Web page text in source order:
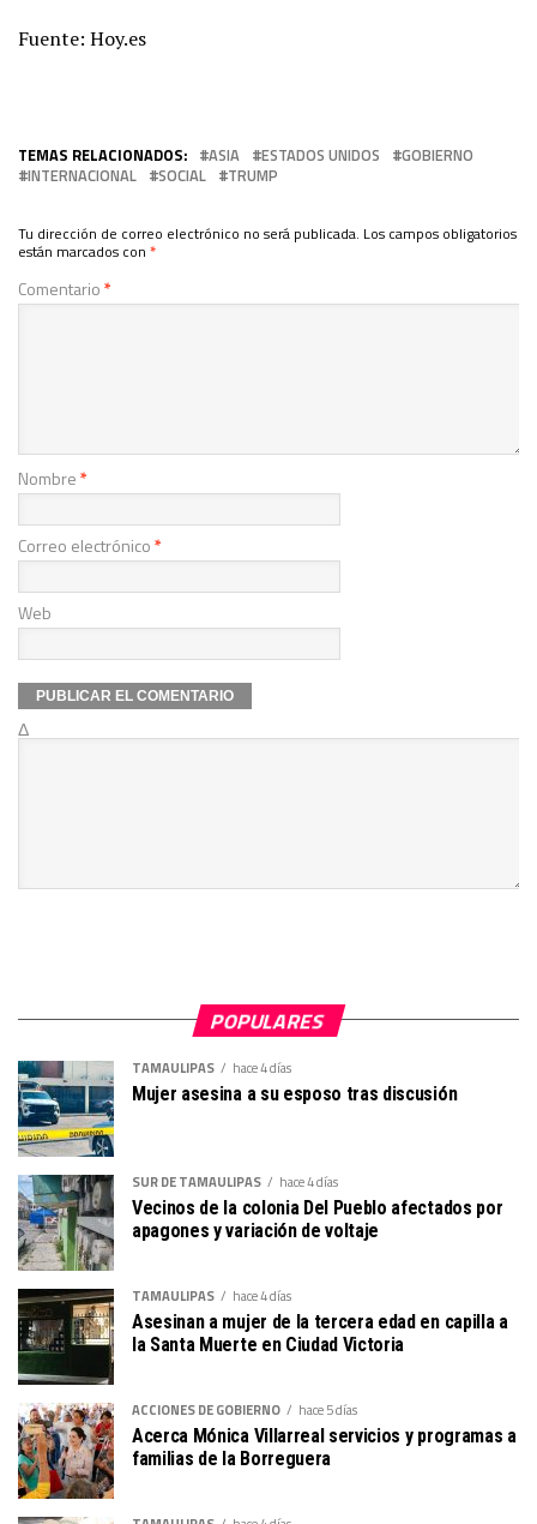
Fuente: Hoy.es
TEMAS RELACIONADOS: ASIA ESTADOS UNIDOS
GOBIERNO
INTERNACIONAL
SOCIAL TRUMP
Tu dirección de correo electrónico no será publicada. Los campos obligatorios
están marcados con *
Comentario*
Nombre*
Correo electrónico*
Web
Δ
POPULARES
TAMAULIPAS hace 4 días
Mujer asesina a su esposo tras discusión
SUR DE TAMAULIPAS hace 4 días
Vecinos de la colonia Del Pueblo afectados por
apagones y variación de voltaje
TAMAULIPAS hace 4 días
Asesinan a mujer de la tercera edad en capilla a
la Santa Muerte en Ciudad Victoria
ACCIONES DE GOBIERNO hace 5 días
Acerca Mónica Villarreal servicios y programas a
familias de la Borreguera